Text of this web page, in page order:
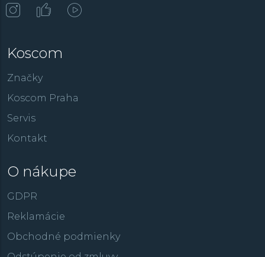
Koscom
Značky
Koscom Praha
Servis
Kontakt
O nákupe
GDPR
Reklamácie
Obchodné podmienky